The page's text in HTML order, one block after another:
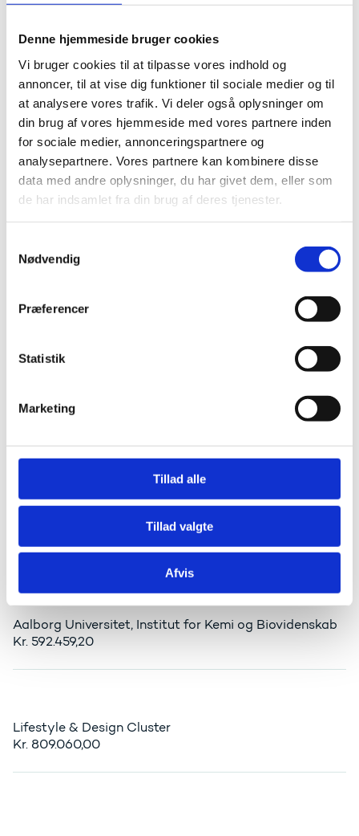
Denne hjemmeside bruger cookies
Vi bruger cookies til at tilpasse vores indhold og
annoncer, til at vise dig funktioner til sociale medier og til
at analysere vores trafik. Vi deler også oplysninger om
din brug af vores hjemmeside med vores partnere inden
for sociale medier, annonceringspartnere og
analysepartnere. Vores partnere kan kombinere disse
data med andre oplysninger, du har givet dem, eller som
de har indsamlet fra din brug af deres tjenester.
Nødvendig
Præferencer
Statistik
Marketing
Tillad alle
Tillad valgte
Afvis
GEUS
Kr. 625.138,56
Danmarks Tekniske Universitet, Engineering
Technology
Kr. 233.148,00
Kr. 591.840,00
Energy Cluster Denmark
Kr. 783.146,00
Aarhus Universitet, Center for Kvantitativ Genetik og
Genomforskning (QGG)
Aalborg Universitet, Institut for Kemi og Biovidenskab
Kr. 592.459,20
Lifestyle & Design Cluster
Kr. 809.060,00